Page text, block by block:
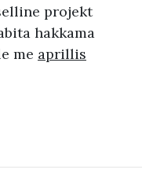
projekt
hakkama
me aprillis